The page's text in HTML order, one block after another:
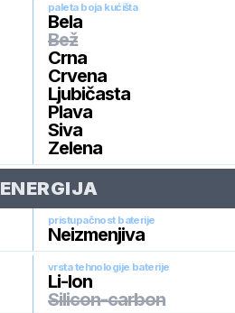
paleta boja kućišta
Bela
Bež
Crna
Crvena
Ljubičasta
Plava
Siva
Zelena
ENERGIJA
pristupačnost baterije
Neizmenjiva
vrsta tehnologije baterije
Li-Ion
Silicon-carbon